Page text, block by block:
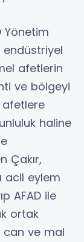
Yönetim
endüstriyel
afetlerin
ve bölgeyi
afetlere
haline
Çakır,
acil eylem
AFAD ile
ortak
ve mal